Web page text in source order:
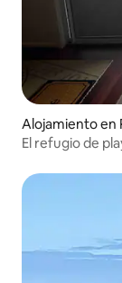
Alojamiento en
El refugio de